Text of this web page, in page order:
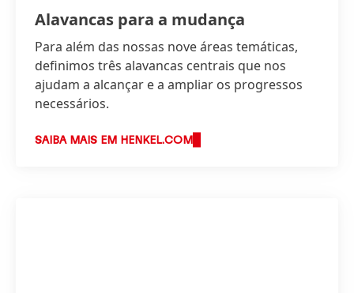
Alavancas para a mudança
Para além das nossas nove áreas temáticas,
definimos três alavancas centrais que nos
ajudam a alcançar e a ampliar os progressos
necessários.
SAIBA MAIS EM HENKEL.COM